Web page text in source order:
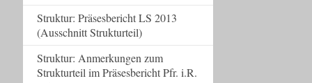
Struktur: Präsesbericht LS 2013
(Ausschnitt Strukturteil)
Struktur: Anmerkungen zum
Strukturteil im Präsesbericht Pfr. i.R.